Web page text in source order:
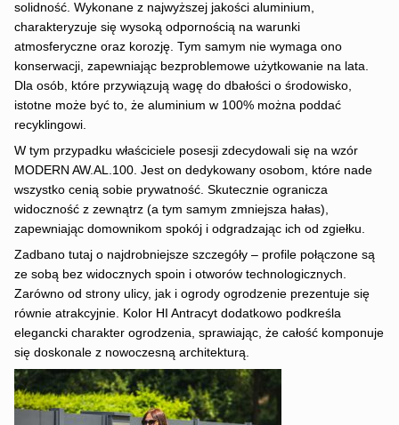
solidność. Wykonane z najwyższej jakości aluminium,
charakteryzuje się wysoką odpornością na warunki
atmosferyczne oraz korozję. Tym samym nie wymaga ono
konserwacji, zapewniając bezproblemowe użytkowanie na lata.
Dla osób, które przywiązują wagę do dbałości o środowisko,
istotne może być to, że aluminium w 100% można poddać
recyklingowi.
W tym przypadku właściciele posesji zdecydowali się na wzór
MODERN AW.AL.100. Jest on dedykowany osobom, które nade
wszystko cenią sobie prywatność. Skutecznie ogranicza
widoczność z zewnątrz (a tym samym zmniejsza hałas),
zapewniając domownikom spokój i odgradzając ich od zgiełku.
Zadbano tutaj o najdrobniejsze szczegóły – profile połączone są
ze sobą bez widocznych spoin i otworów technologicznych.
Zarówno od strony ulicy, jak i ogrody ogrodzenie prezentuje się
równie atrakcyjnie. Kolor HI Antracyt dodatkowo podkreśla
elegancki charakter ogrodzenia, sprawiając, że całość komponuje
się doskonale z nowoczesną architekturą.